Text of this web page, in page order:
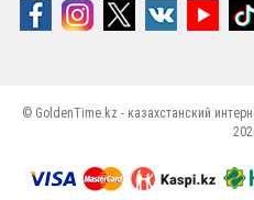
© GoldenTime.kz - казахстанский